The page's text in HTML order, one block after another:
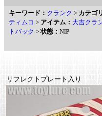
キーワード： クランク > カテゴ
ティムコ > アイテム： 大吉クラ
トバック >状態： NIP
リフレクトプレート入り